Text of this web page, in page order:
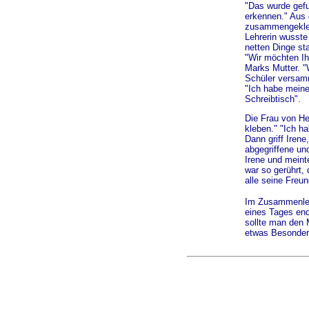
"Das wurde
erkennen."
Lehrerin
netten Dinge
"Wir möchten
Marks Mutter.
Schüler
"Ich habe
Schreibtisch".
Die Frau von
kleben." "Ich
Dann griff
abgegriffene
Irene und
war so gerührt,
alle seine
Im
eines Tages
sollte man den
etwas